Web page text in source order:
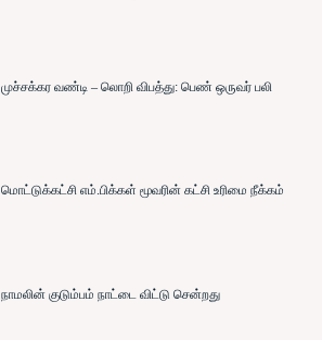
முச்சக்கர வண்டி – லொறி விபத்து: பெண் ஒருவர் பலி
மொட்டுக்கட்சி எம்.பிக்கள் மூவரின் கட்சி உரிமை நீக்கம்
நாமலின் குடும்பம் நாட்டை விட்டு சென்றது